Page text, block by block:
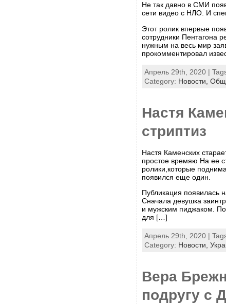
Не так давно в СМИ
сети видео с НЛО. И
Этот ролик впервые
сотрудники Пентагона
нужным на весь мир
прокомментировал
Апрель 29th, 2020 |
Category: Новости,
Настя
стриптиз
Настя Каменских
простое времяю На ее
ролики,которые
появился еще один.
Публикация появилась
Сначала девушка
и мужским пиджаком.
для […]
Апрель 29th, 2020 |
Category: Новости,
Вера
подругу с